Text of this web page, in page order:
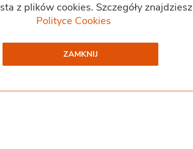
z plików cookies. Szczegóły
Polityce Cookies
ZAMKNIJ